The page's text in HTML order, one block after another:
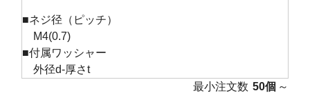
■ネジ径（ピッチ）
M4(0.7)
■付属ワッシャー
外径d-厚さt
最小注文数 50個 ～